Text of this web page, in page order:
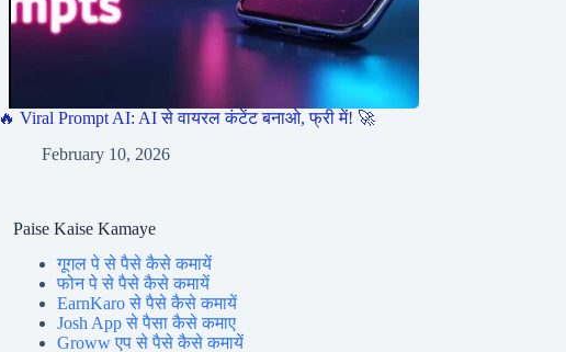
🔥 Viral Prompt AI: AI से वायरल कंटेंट बनाओ, फ्री में! 🚀
February 10, 2026
Paise Kaise Kamaye
गूगल पे से पैसे कैसे कमायें
फोन पे से पैसे कैसे कमायें
EarnKaro से पैसे कैसे कमायें
Josh App से पैसा कैसे कमाए
Groww एप से पैसे कैसे कमायें